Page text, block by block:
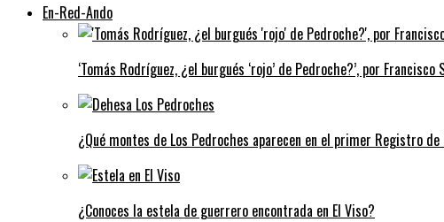
En-Red-Ando
‘Tomás Rodríguez, ¿el burgués ‘rojo’ de Pedroche?’, por Francisco
¿Qué montes de Los Pedroches aparecen en el primer Registro
¿Conoces la estela de guerrero encontrada en El Viso?